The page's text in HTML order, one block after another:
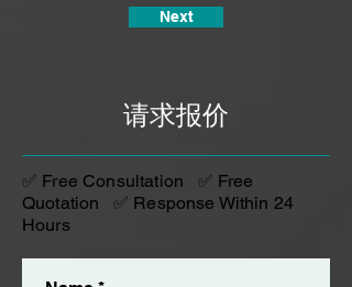
Next
请求报价
✅ Free Consultation ✅ Free
Quotation ✅ Response Within 24
Hours